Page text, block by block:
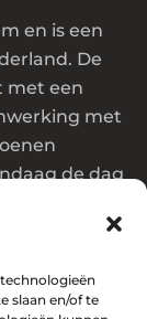
slaan en/of te
en is een
De
met een
met
de dag